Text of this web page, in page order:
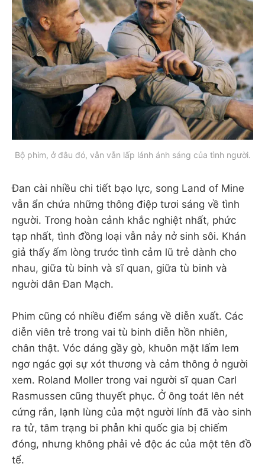
Bộ phim, ở đâu đó, vẫn vẫn lấp lánh ánh sáng của tình người.
Đan cài nhiều chi tiết bạo lực, song Land of Mine
vẫn ẩn chứa những thông điệp tươi sáng về tình
người. Trong hoàn cảnh khắc nghiệt nhất, phức
tạp nhất, tình đồng loại vẫn nảy nở sinh sôi. Khán
giả thấy ấm lòng trước tình cảm lũ trẻ dành cho
nhau, giữa tù binh và sĩ quan, giữa tù binh và
người dân Đan Mạch.
Phim cũng có nhiều điểm sáng về diễn xuất. Các
diễn viên trẻ trong vai tù binh diễn hồn nhiên,
chân thật. Vóc dáng gầy gò, khuôn mặt lấm lem
ngơ ngác gợi sự xót thương và cảm thông ở người
xem. Roland Moller trong vai người sĩ quan Carl
Rasmussen cũng thuyết phục. Ở ông toát lên nét
cứng rắn, lạnh lùng của một người lính đã vào sinh
ra tử, tâm trạng bi phẫn khi quốc gia bị chiếm
đóng, nhưng không phải vẻ độc ác của một tên đồ
tể.